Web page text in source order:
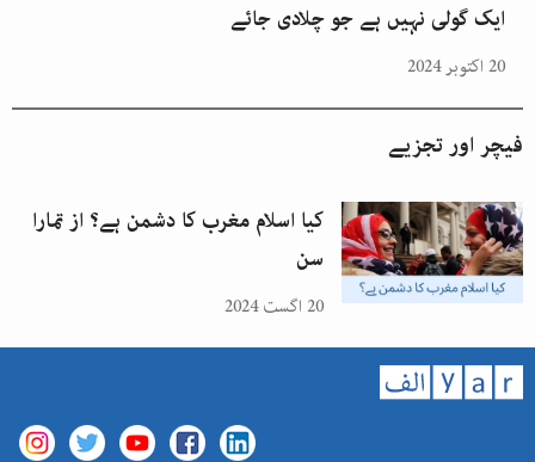
ایک گولی نہیں ہے جو چلادی جائے
20 اکتوبر 2024
فیچر اور تجزیے
کیا اسلام مغرب کا دشمن ہے؟ از تمارا
سن
20 اگست 2024